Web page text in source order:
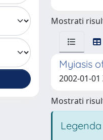
Mostrati
Myiasis
2002-01-
Mostrati